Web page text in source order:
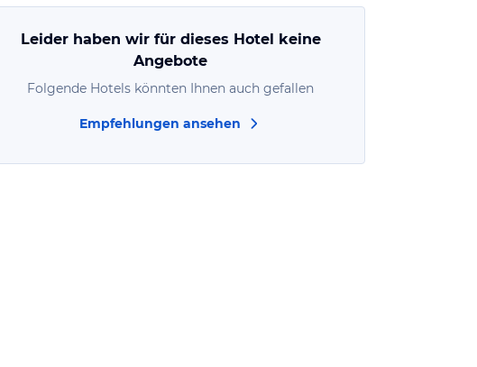
Leider haben wir für dieses Hotel keine
Angebote
Folgende Hotels könnten Ihnen auch gefallen
Empfehlungen ansehen